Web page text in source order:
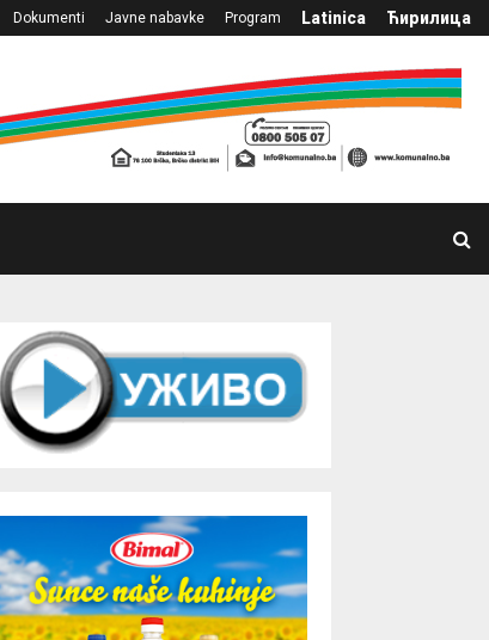
Dokumenti Javne nabavke Program Latinica Ћирилица